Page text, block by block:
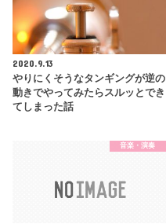
2020.9.13
やりにくそうなタンギングが逆の
動きでやってみたらスルッとでき
てしまった話
音楽・演奏